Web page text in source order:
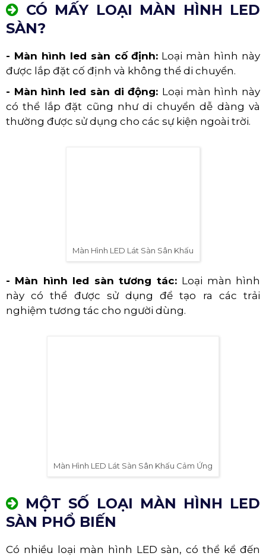
CÓ MẤY LOẠI MÀN HÌNH LED
SÀN?
- Màn hình led sàn cố định: Loại màn hình này
được lắp đặt cố định và không thể di chuyển.
- Màn hình led sàn di động: Loại màn hình này
có thể lắp đặt cũng như di chuyển dễ dàng và
thường được sử dụng cho các sự kiện ngoài trời.
Màn Hình LED Lát Sàn Sân Khấu
- Màn hình led sàn tương tác: Loại màn hình
này có thể được sử dụng để tạo ra các trải
nghiệm tương tác cho người dùng.
Màn Hình LED Lát Sàn Sân Khấu Cảm Ứng
MỘT SỐ LOẠI MÀN HÌNH LED
SÀN PHỔ BIẾN
Có nhiều loại màn hình LED sàn, có thể kể đến